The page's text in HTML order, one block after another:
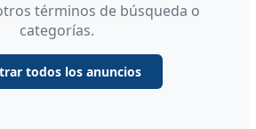
términos de búsqueda o
categorías.
todos los anuncios